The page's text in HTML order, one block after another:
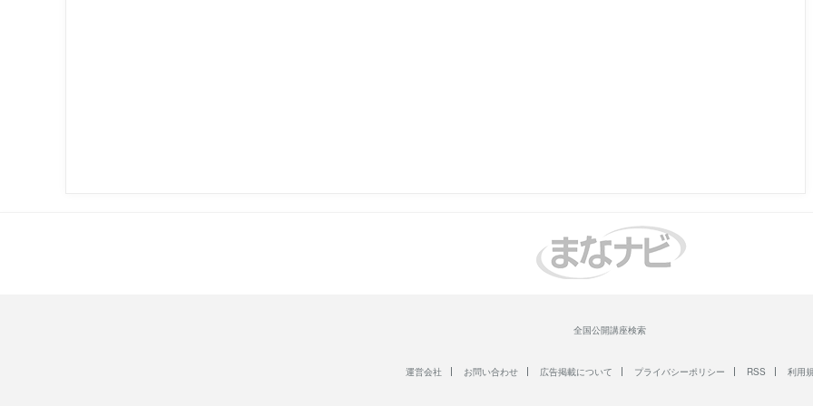
全国公開講座検索
運営会社 お問い合わせ 広告掲載について プライバシーポリシー RSS 利用